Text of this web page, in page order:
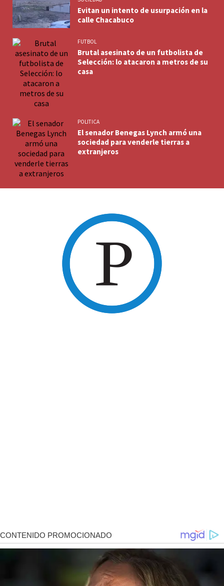
Evitan un intento de usurpación en la
calle Chacabuco
FUTBOL
Brutal asesinato de un futbolista de
Selección: lo atacaron a metros de su
casa
POLITICA
El senador Benegas Lynch armó una
sociedad para venderle tierras a
extranjeros